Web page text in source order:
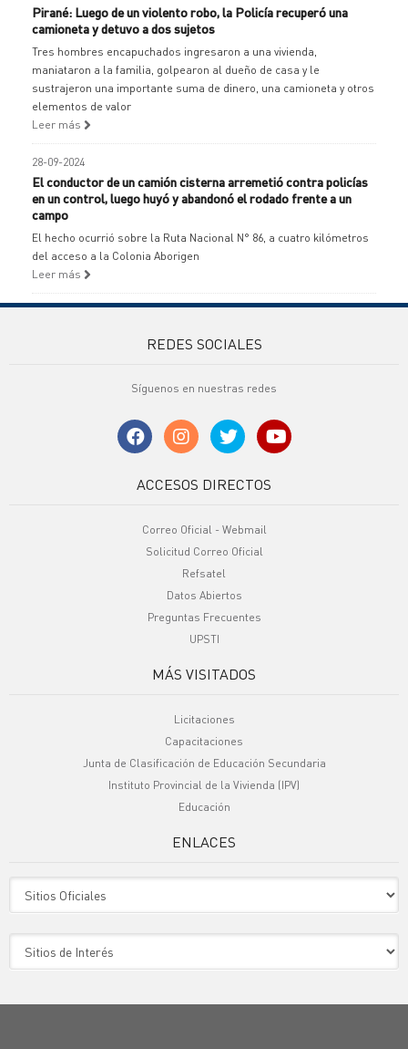
Pirané: Luego de un violento robo, la Policía recuperó una
camioneta y detuvo a dos sujetos
Tres hombres encapuchados ingresaron a una vivienda,
maniataron a la familia, golpearon al dueño de casa y le
sustrajeron una importante suma de dinero, una camioneta y otros
elementos de valor
Leer más
28-09-2024
El conductor de un camión cisterna arremetió contra policías
en un control, luego huyó y abandonó el rodado frente a un
campo
El hecho ocurrió sobre la Ruta Nacional N° 86, a cuatro kilómetros
del acceso a la Colonia Aborigen
Leer más
REDES SOCIALES
Síguenos en nuestras redes
ACCESOS DIRECTOS
Correo Oficial - Webmail
Solicitud Correo Oficial
Refsatel
Datos Abiertos
Preguntas Frecuentes
UPSTI
MÁS VISITADOS
Licitaciones
Capacitaciones
Junta de Clasificación de Educación Secundaria
Instituto Provincial de la Vivienda (IPV)
Educación
ENLACES